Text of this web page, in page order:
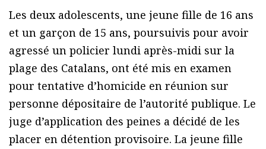
Les deux adolescents, une jeune fille de 16 ans
et un garçon de 15 ans, poursuivis pour avoir
agressé un policier lundi après-midi sur la
plage des Catalans, ont été mis en examen
pour tentative d’homicide en réunion sur
personne dépositaire de l’autorité publique. Le
juge d’application des peines a décidé de les
placer en détention provisoire. La jeune fille